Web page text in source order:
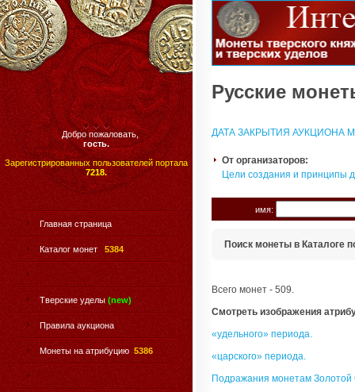
Добро пожаловать,
гость.
Зарегистрированных пользователей портала
7218.
Главная страница
Каталог монет 5384
Тверские уделы (new)
Правила аукциона
Монеты на атрибуцию 5386
Русские
ДАТА ЗАКРЫТИЯ АУКЦИОНА
От организаторов:
Цели создания и принципы
имя:
Поиск монеты в Каталоге
Всего монет - 509.
Смотреть изображения
«удельного» периода.
«царского» периода.
Подражания монетам